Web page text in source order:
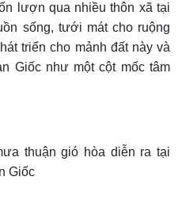
lượn qua nhiều thôn xã tại
sống, tưới mát cho ruộng
triển cho mảnh đất này và
Giốc như một cột mốc tâm
thuận gió hòa diễn ra tại
Giốc